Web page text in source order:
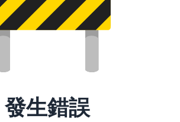
發生錯誤